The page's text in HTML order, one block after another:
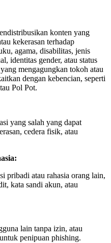
konten yang
kekerasan terhadap
agama, disabilitas, jenis
identitas gender, atau status
mengagungkan tokoh atau
dengan kebencian, seperti
Pol Pot.
yang salah yang dapat
cedera fisik, atau
pribadi atau rahasia orang lain,
kata sandi akun, atau
lain tanpa izin, atau
penipuan phishing.